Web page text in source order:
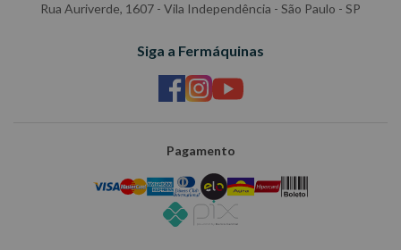
Rua Auriverde, 1607 - Vila Independência - São Paulo - SP
Siga a Fermáquinas
Pagamento